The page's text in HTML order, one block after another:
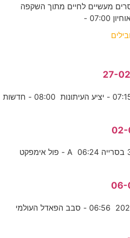
מעשיים לחיים מתוך השקפה
-
06:30 - חדשות הספורט 07:15 - יציע העיתונות 08:00 - חדשות
06:00 - המיטב ממחזור 38 בסרייה A 06:24 - פול אימפקט
06:00 - משחקי ה-X קיץ 2022 06:56 - סבב הפאדל העולמי